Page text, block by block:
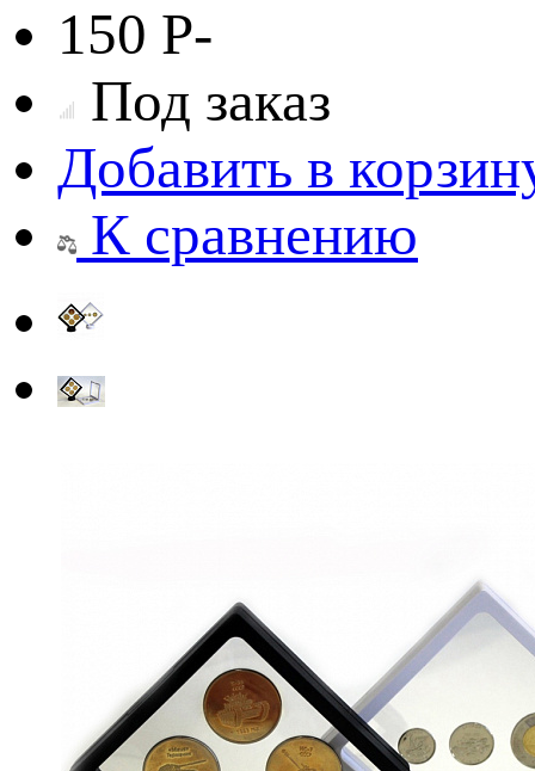
150 Р-
Под заказ
Добавить в
К сравнению